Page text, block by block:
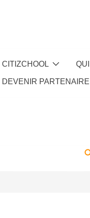
CITIZCHOOL
DEVENIR PARTENAIRE